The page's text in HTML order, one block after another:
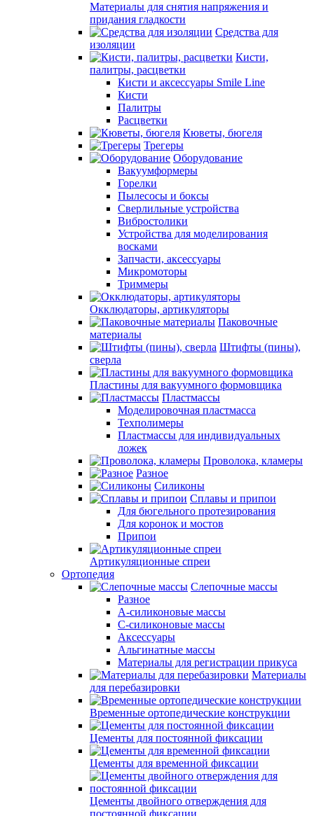
Материалы для снятия напряжения и
придания гладкости
Средства для
изоляции
Кисти,
палитры, расцветки
Кисти и аксессуары Smile Line
Кисти
Палитры
Расцветки
Кюветы, бюгеля
Трегеры
Оборудование
Вакуумформеры
Горелки
Пылесосы и боксы
Сверлильные устройства
Вибростолики
Устройства для моделирования
восками
Запчасти, аксессуары
Микромоторы
Триммеры
Окклюдаторы, артикуляторы
Паковочные
материалы
Штифты (пины),
сверла
Пластины для вакуумного формовщика
Пластмассы
Моделировочная пластмасса
Техполимеры
Пластмассы для индивидуальных
ложек
Проволока, кламеры
Разное
Силиконы
Сплавы и припои
Для бюгельного протезирования
Для коронок и мостов
Припои
Артикуляционные спреи
Ортопедия
Слепочные массы
Разное
А-силиконовые массы
С-силиконовые массы
Аксессуары
Альгинатные массы
Материалы для регистрации прикуса
Материалы
для перебазировки
Временные ортопедические конструкции
Цементы для постоянной фиксации
Цементы для временной фиксации
Цементы двойного отверждения для
постоянной фиксации